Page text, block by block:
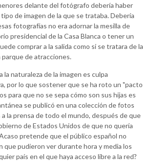
delante del fotógrafo debería haber
de imagen de la que se trataba. Debería
fotografías no era adornar la mesilla de
presidencial de la Casa Blanca o tener un
comprar a la salida como si se tratara de la
de atracciones.
la naturaleza de la imagen es culpa
por lo que sostener que se ha roto un "pacto
para que no se sepa cómo son sus hijas es
se publicó en una colección de fotos
la prensa de todo el mundo, después de que
de Estados Unidos de que no quería
pretende que el público español no
que pudieron ver durante hora y media los
país en el que haya acceso libre a la red?